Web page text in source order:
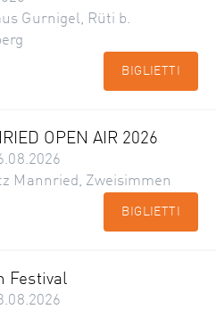
Gurnigel, Rüti b.
BIGLIETTI
OPEN AIR 2026
Mannried, Zweisimmen
BIGLIETTI
Festival